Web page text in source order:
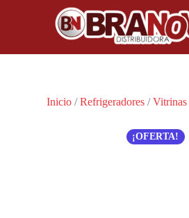
Inicio /Refrigeradores /Vitrinas
¡OFERTA!